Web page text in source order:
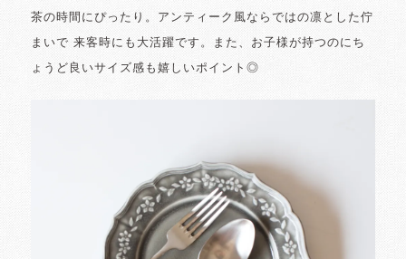
茶の時間にぴったり。アンティーク風ならではの凛とした佇
まいで 来客時にも大活躍です。また、お子様が持つのにち
ょうど良いサイズ感も嬉しいポイント◎